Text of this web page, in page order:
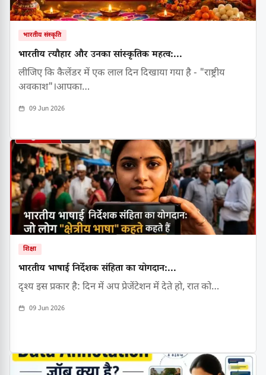
भारतीय संस्कृति
भारतीय त्यौहार और उनका सांस्कृतिक महत्व:...
लीजिए कि कैलेंडर में एक लाल दिन दिखाया गया है - "राष्ट्रीय
अवकाश"।आपका…
09 Jun 2026
शिक्षा
भारतीय भाषाई निर्देशक संहिता का योगदान:...
दृश्य इस प्रकार है: दिन में अप प्रेजेंटेशन में देते हो, रात को…
09 Jun 2026